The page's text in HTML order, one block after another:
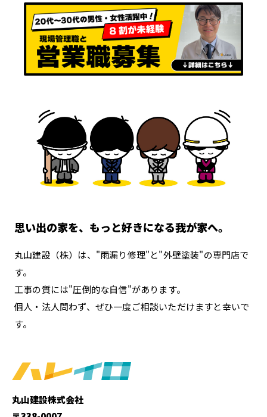
思い出の家を、もっと好きになる我が家へ。
丸山建設（株）は、"雨漏り修理"と"外壁塗装"の専門店で
す。
工事の質には"圧倒的な自信"があります。
個人・法人問わず、ぜひ一度ご相談いただけますと幸いで
す。
丸山建設株式会社